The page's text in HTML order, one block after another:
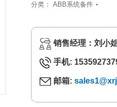
分类： ABB系统备件
销售经理：刘小姐
手机:
邮箱: